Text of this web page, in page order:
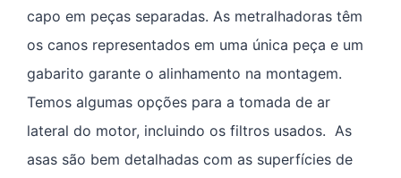
capo em peças separadas. As metralhadoras têm
os canos representados em uma única peça e um
gabarito garante o alinhamento na montagem.
Temos algumas opções para a tomada de ar
lateral do motor, incluindo os filtros usados. As
asas são bem detalhadas com as superfícies de